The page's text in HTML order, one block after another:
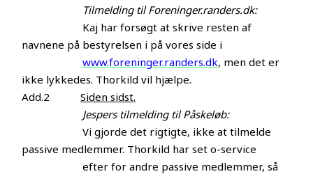
Tilmelding til Foreninger.randers.dk:
Kaj har forsøgt at skrive resten af
navnene på bestyrelsen i på vores side i
www.foreninger.randers.dk, men det er
ikke lykkedes. Thorkild vil hjælpe.
Add.2Siden sidst.
Jespers tilmelding til Påskeløb:
Vi gjorde det rigtigte, ikke at tilmelde
passive medlemmer. Thorkild har set o-service
efter for andre passive medlemmer, så